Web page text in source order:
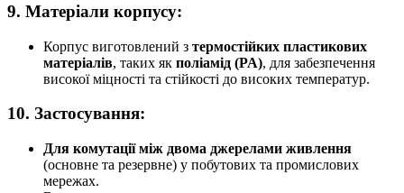
9. Матеріали корпусу:
Корпус виготовлений з термостійких пластикових
матеріалів, таких як поліамід (PA), для забезпечення
високої міцності та стійкості до високих температур.
10. Застосування:
Для комутації між двома джерелами живлення
(основне та резервне) у побутових та промислових
мережах.